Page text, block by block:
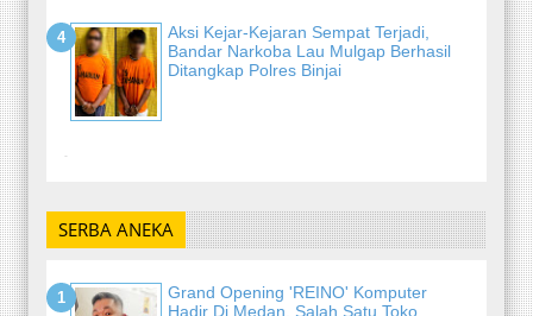
Aksi Kejar-Kejaran Sempat Terjadi,
Bandar Narkoba Lau Mulgap Berhasil
Ditangkap Polres Binjai
-
SERBA ANEKA
Grand Opening 'REINO' Komputer
Hadir Di Medan, Salah Satu Toko